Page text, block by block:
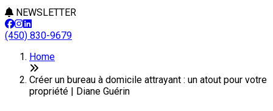
NEWSLETTER
(450) 830-9679
Home
Créer un bureau à domicile attrayant : un atout pour votre
propriété | Diane Guérin